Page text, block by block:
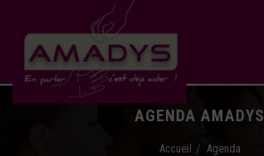
AGENDA AMADYS
Accueil Agenda